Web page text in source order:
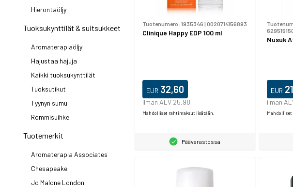
Hierontaöljy
Tuoksukynttilät & suitsukkeet
Aromaterapiaöljy
Hajustaa hajuja
Kaikki tuoksukynttilät
Tuoksutikut
Tyynyn sumu
Rommisuihke
Tuotemerkit
Aromaterapia Associates
Chesapeake
Jo Malone London
Tuotenumero: 1935346 | 0020714156893
Clinique Happy EDP 100 ml
EUR 32,60
ilman ALV 25,98
Mahdolliset rahtimaksut lisätään.
Päävarastossa
Nusuk
EUR
ilman
Mahdolliset